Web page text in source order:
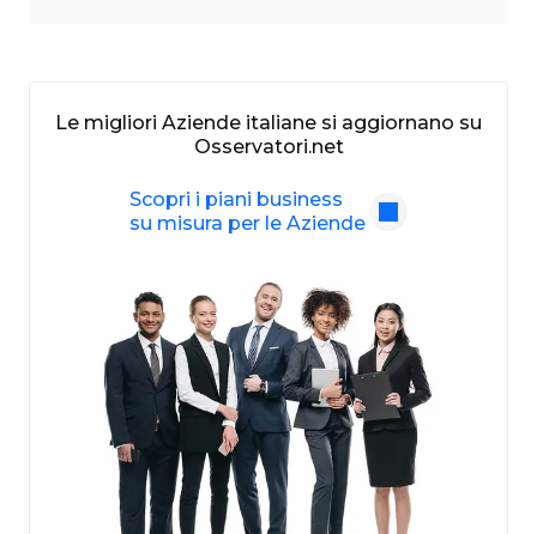
Le migliori Aziende italiane si aggiornano su
Osservatori.net
Scopri i piani business
su misura per le Aziende